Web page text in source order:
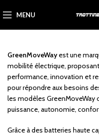
MENU
GreenMoveWayest une
mobilité électrique,
performance, innovation et
pour répondre aux besoins
les modèles
puissance, autonomie,
Grâce à des batteries haute